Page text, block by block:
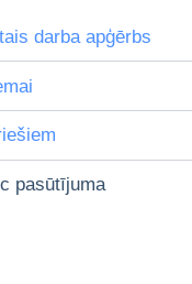
darba apģērbs
pasūtījuma